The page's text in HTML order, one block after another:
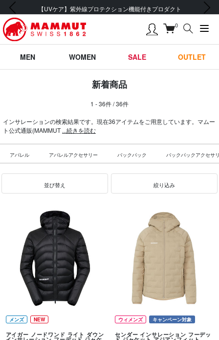
会員登録で【5,500円 (税込) 以上 送料無料】
前の画像 次の画像
0
MEN WOMEN SALE OUTLET
新着商品
1 - 36件 / 36件
インサレーションの検索結果です。現在36アイテムをご用意しています。マムー
ト公式通販(MAMMUT...続きを読む
アパレル アパレルアクセサリー バックパック バックパックアクセサ
並び替え 絞り込み
メンズ NEW
アイガー ノードワンド ライト ダウン
ウィメンズ キャンペーン対象
センダー インサレーション フーデッ